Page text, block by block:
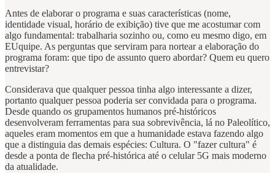
Antes de elaborar o programa e suas características (nome,
identidade visual, horário de exibição) tive que me acostumar com
algo fundamental: trabalharia sozinho ou, como eu mesmo digo, em
EUquipe. As perguntas que serviram para nortear a elaboração do
programa foram: que tipo de assunto quero abordar? Quem eu quero
entrevistar?
Considerava que qualquer pessoa tinha algo interessante a dizer,
portanto qualquer pessoa poderia ser convidada para o programa.
Desde quando os grupamentos humanos pré-históricos
desenvolveram ferramentas para sua sobrevivência, lá no Paleolítico,
aqueles eram momentos em que a humanidade estava fazendo algo
que a distinguia das demais espécies: Cultura. O "fazer cultura" é
desde a ponta de flecha pré-histórica até o celular 5G mais moderno
da atualidade.